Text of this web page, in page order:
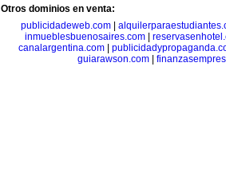
Otros dominios en venta:
publicidadeweb.com|
inmueblesbuenosaires.com
canalargentina.com|
guiarawson.com|